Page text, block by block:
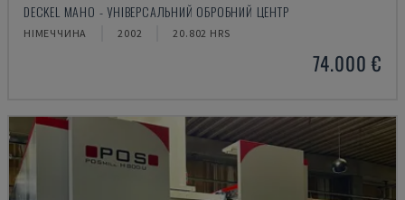
DECKEL MAHO - УНІВЕРСАЛЬНИЙ ОБРОБНИЙ ЦЕНТР
НІМЕЧЧИНА 2002 20.802 HRS
74.000 €